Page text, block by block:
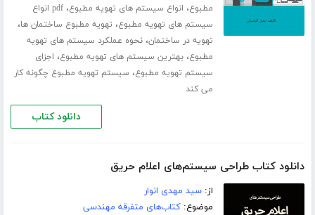
مطبوع، انواع سیستم های تهویه مطبوع،
pdf انواع
سیستم های تهویه مطبوع، تهویه مطبوع ساختمان ها،
تهویه در ساختمان،نحوه عملکرد سیستم های تهویه
مطبوع،بهترین سیستم های تهویه مطبوع، اجزای
سیستم تهویه مطبوع، سیستم تهویه مطبوع چگونه کار
می کند
دانلود کتاب
دانلود کتاب طراحی سیستم‌های اعلام حریق
از:سید مهدی انوار
موضوع:کتاب‌های متفرقه مهندسی